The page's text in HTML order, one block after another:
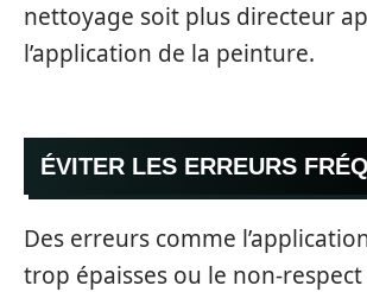
nettoyage soit plus directeur
l’application de la peinture.
ÉVITER LES ERREURS
Des erreurs comme
trop épaisses ou le non-